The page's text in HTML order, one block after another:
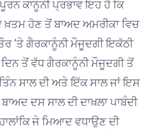
ਕਾਨੂੰਨੀ ਪ੍ਰਭਾਵ ਇਹ ਹੈ ਕਿ
ਹੋਣ ਤੋਂ ਬਾਅਦ ਅਮਰੀਕਾ ਵਿਚ
‘ਤੇ ਗੈਰਕਾਨੂੰਨੀ ਮੌਜੂਦਗੀ ਇਕੱਠੀ
ਤੋਂ ਵੱਧ ਗੈਰਕਾਨੂੰਨੀ ਮੌਜੂਦਗੀ ਤੋਂ
ਸਾਲ ਦੀ ਅਤੇ ਇੱਕ ਸਾਲ ਜਾਂ ਇਸ
ਦਸ ਸਾਲ ਦੀ ਦਾਖ਼ਲਾ ਪਾਬੰਦੀ
ਜੇ ਮਿਆਦ ਵਧਾਉਣ ਦੀ